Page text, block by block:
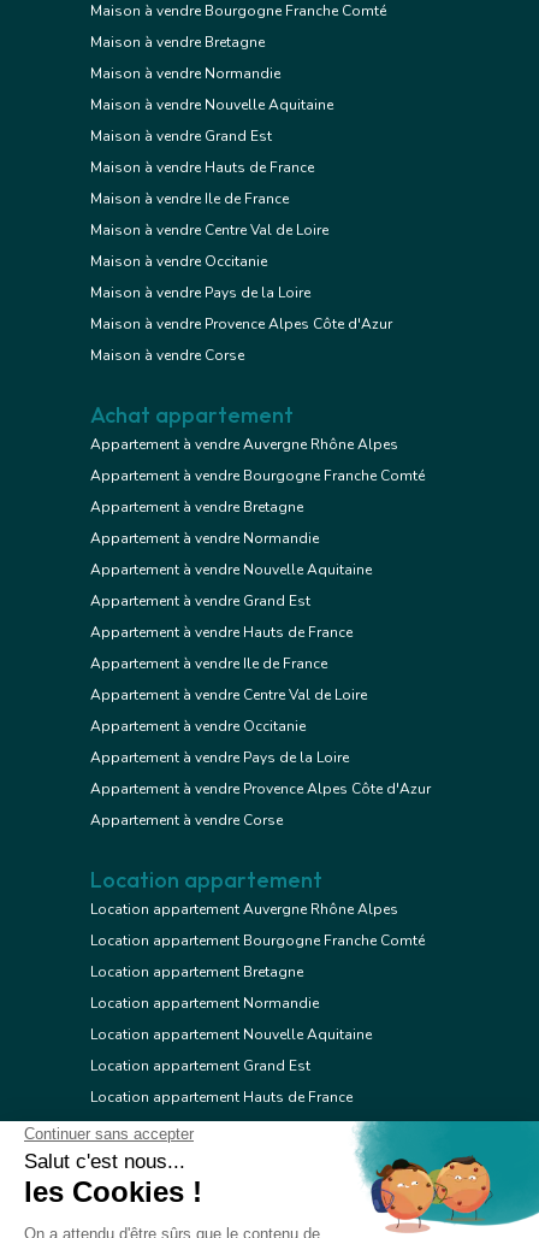
Maison à vendre Bourgogne Franche Comté
Maison à vendre Bretagne
Maison à vendre Normandie
Maison à vendre Nouvelle Aquitaine
Maison à vendre Grand Est
Maison à vendre Hauts de France
Maison à vendre Ile de France
Maison à vendre Centre Val de Loire
Maison à vendre Occitanie
Maison à vendre Pays de la Loire
Maison à vendre Provence Alpes Côte d'Azur
Maison à vendre Corse
Achat appartement
Appartement à vendre Auvergne Rhône Alpes
Appartement à vendre Bourgogne Franche Comté
Appartement à vendre Bretagne
Appartement à vendre Normandie
Appartement à vendre Nouvelle Aquitaine
Appartement à vendre Grand Est
Appartement à vendre Hauts de France
Appartement à vendre Ile de France
Appartement à vendre Centre Val de Loire
Appartement à vendre Occitanie
Appartement à vendre Pays de la Loire
Appartement à vendre Provence Alpes Côte d'Azur
Appartement à vendre Corse
Location appartement
Location appartement Auvergne Rhône Alpes
Location appartement Bourgogne Franche Comté
Location appartement Bretagne
Location appartement Normandie
Location appartement Nouvelle Aquitaine
Location appartement Grand Est
Location appartement Hauts de France
Location appartement Ile de France
Location appartement Centre Val de Loire
Location appartement Occitanie